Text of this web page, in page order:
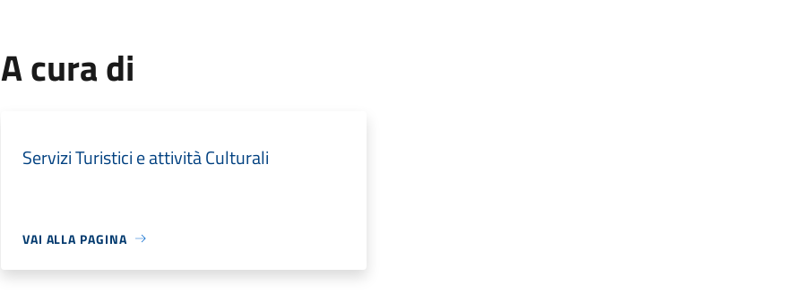
A cura di
Servizi Turistici e attività Culturali
VAI ALLA PAGINA